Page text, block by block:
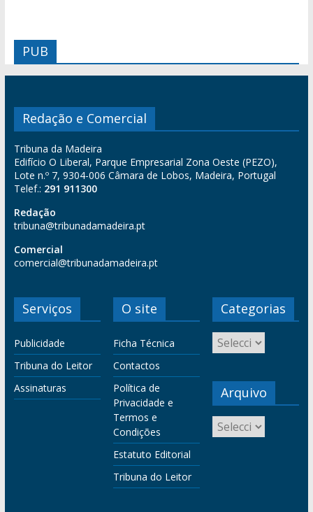
PUB
Redação e Comercial
Tribuna da Madeira
Edifício O Liberal, Parque Empresarial Zona Oeste (PEZO),
Lote n.º 7, 9304-006 Câmara de Lobos, Madeira, Portugal
Telef.: 291 911300
Redação
tribuna@tribunadamadeira.pt
Comercial
comercial@tribunadamadeira.pt
Serviços
Publicidade
Tribuna do Leitor
Assinaturas
O site
Ficha Técnica
Contactos
Política de
Privacidade e
Termos e
Condições
Estatuto Editorial
Tribuna do Leitor
Categorias
Arquivo